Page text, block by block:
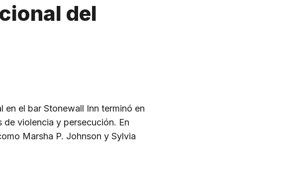
del
en el bar Stonewall Inn terminó en
de violencia y persecución. En
Marsha P. Johnson y Sylvia